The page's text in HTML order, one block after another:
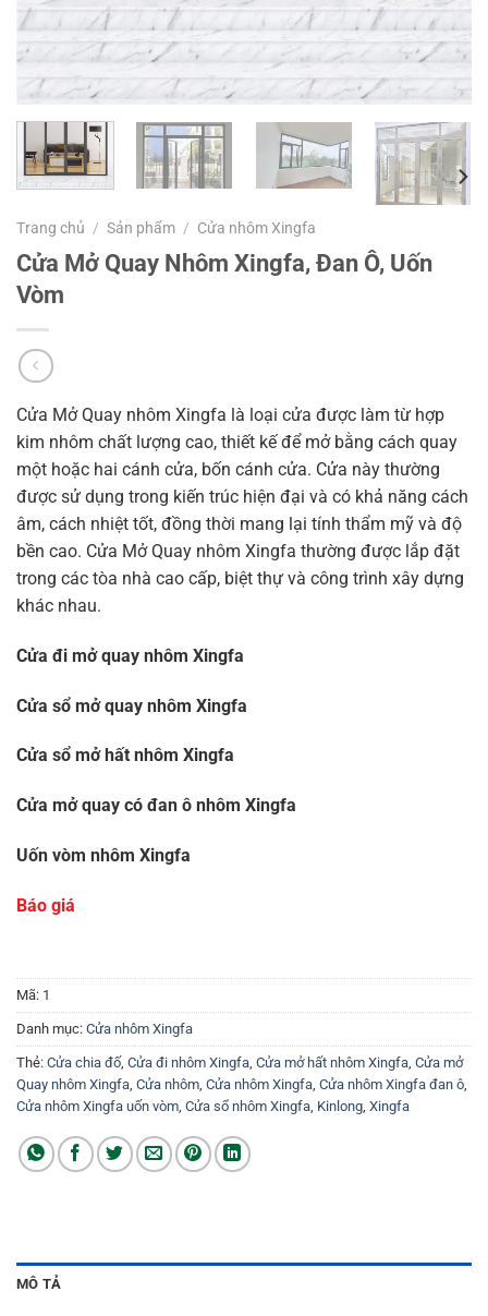
Trang chủ / Sản phẩm / Cửa nhôm Xingfa
Cửa Mở Quay Nhôm Xingfa, Đan Ô, Uốn
Vòm
Cửa Mở Quay nhôm Xingfa là loại cửa được làm từ hợp
kim nhôm chất lượng cao, thiết kế để mở bằng cách quay
một hoặc hai cánh cửa, bốn cánh cửa. Cửa này thường
được sử dụng trong kiến trúc hiện đại và có khả năng cách
âm, cách nhiệt tốt, đồng thời mang lại tính thẩm mỹ và độ
bền cao. Cửa Mở Quay nhôm Xingfa thường được lắp đặt
trong các tòa nhà cao cấp, biệt thự và công trình xây dựng
khác nhau.
Cửa đi mở quay nhôm Xingfa
Cửa sổ mở quay nhôm Xingfa
Cửa sổ mở hất nhôm Xingfa
Cửa mở quay có đan ô nhôm Xingfa
Uốn vòm nhôm Xingfa
Báo giá
Mã: 1
Danh mục: Cửa nhôm Xingfa
Thẻ: Cửa chia đố, Cửa đi nhôm Xingfa Cửa mở hất nhôm Xingfa Cửa mở
Quay nhôm Xingfa Cửa nhôm Cửa nhôm Xingfa Cửa nhôm Xingfa đan ô
Cửa nhôm Xingfa uốn vòm Cửa sổ nhôm Xingfa Kinlong Xingfa
MÔ TẢ